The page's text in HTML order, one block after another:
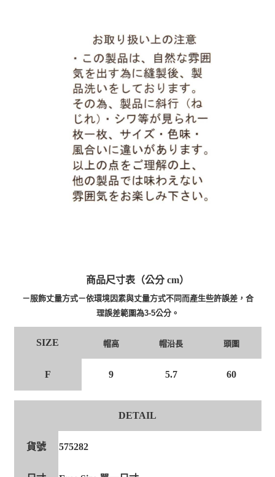
商品尺寸表（公分 cm）
－服飾丈量方式－依環境因素與丈量方式不同而產生些許誤差，合
理誤差範圍為3-5公分。
SIZE 帽高 帽沿長 頭圍
F 9 5.7 60
DETAIL
貨號 575282